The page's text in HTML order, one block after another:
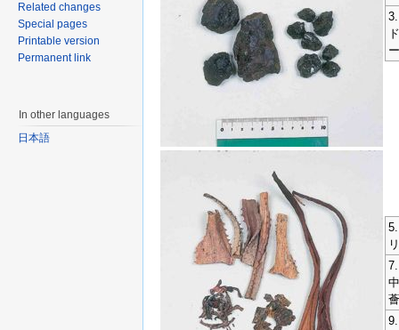
Related changes
Special pages
Printable version
Permanent link
In other languages
日本語